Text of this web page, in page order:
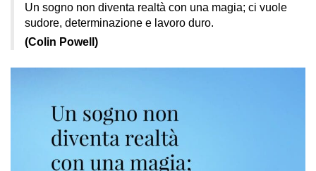
Un sogno non diventa realtà con una magia; ci vuole
sudore, determinazione e lavoro duro.
(Colin Powell)